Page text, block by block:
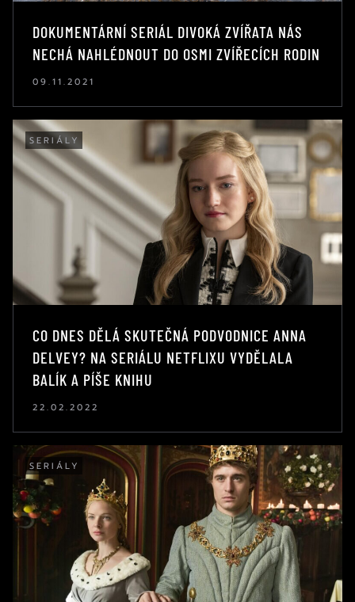
DOKUMENTÁRNÍ SERIÁL DIVOKÁ ZVÍŘATA NÁS
NECHÁ NAHLÉDNOUT DO OSMI ZVÍŘECÍCH RODIN
09.11.2021
SERIÁLY
CO DNES DĚLÁ SKUTEČNÁ PODVODNICE ANNA
DELVEY? NA SERIÁLU NETFLIXU VYDĚLALA
BALÍK A PÍŠE KNIHU
22.02.2022
SERIÁLY